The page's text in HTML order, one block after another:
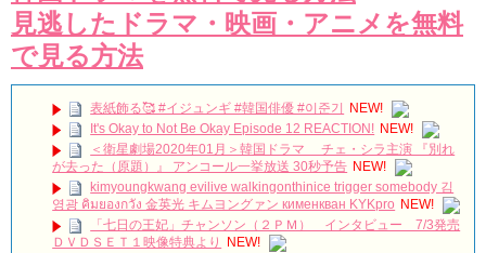
見逃したドラマ・映画・アニメを無料
で見る方法
表紙飾る🥰 #イジュンギ #韓国俳優 #이준기 NEW!
It's Okay to Not Be Okay Episode 12 REACTION! NEW!
＜衛星劇場2020年01月＞韓国ドラマ チェ・シラ主演 『別れ
が去った（原題）』 アンコール一挙放送 30秒予告 NEW!
kimyoungkwang evilive walkingonthinice trigger somebody 김
영광 คิมยองกวัง 金英光 キムヨングァン кименкван KYKpro NEW!
「七日の王妃」チャンソン（２ＰＭ） インタビュー 7/3発売
ＤＶＤＳＥＴ１映像特典より
NEW!